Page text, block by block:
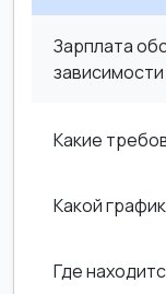
Зарплата
Какие
Какой
Где